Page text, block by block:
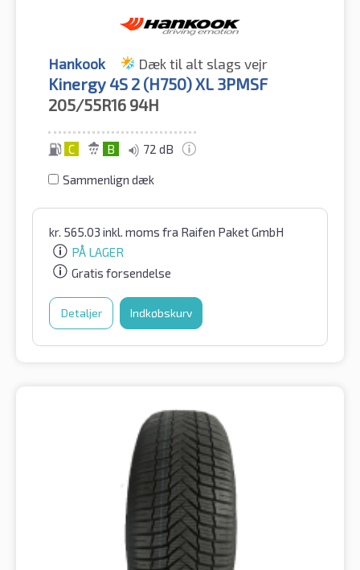
Hankook Dæk til alt slags vejr
Kinergy 4S 2 (H750) XL 3PMSF
205/55R16 94H
C B 72 dB
Sammenlign dæk
kr. 565.03 inkl. moms fra Raifen Paket GmbH
PÅ LAGER
Gratis forsendelse
Detaljer Indkøbskurv